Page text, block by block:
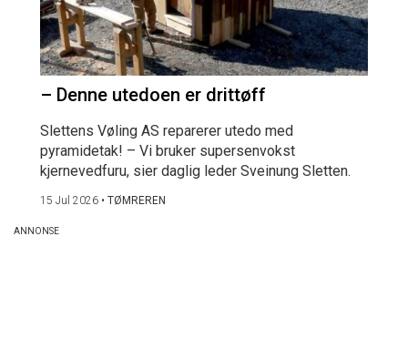
– Denne utedoen er drittøff
Slettens Vøling AS reparerer utedo med
pyramidetak! – Vi bruker supersenvokst
kjernevedfuru, sier daglig leder Sveinung Sletten.
15 Jul 2026 • TØMREREN